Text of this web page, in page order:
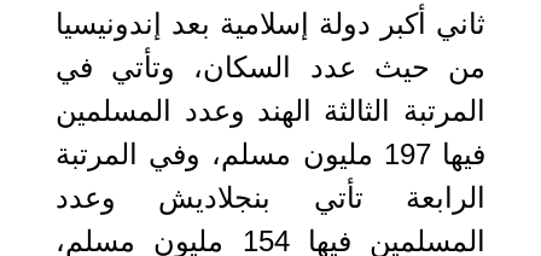
ثاني أكبر دولة إسلامية بعد إندونيسيا
من حيث عدد السكان، وتأتي في
المرتبة الثالثة الهند وعدد المسلمين
فيها 197 مليون مسلم، وفي المرتبة
الرابعة تأتي بنجلاديش وعدد
المسلمين فيها 154 مليون مسلم،